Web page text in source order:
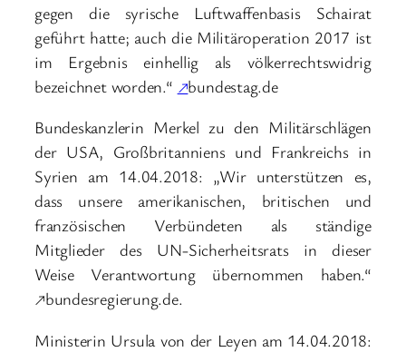
gegen die syrische Luftwaffenbasis Schairat
geführt hatte; auch die Militäroperation 2017 ist
im Ergebnis einhellig als völkerrechtswidrig
bezeichnet worden.“ ↗bundestag.de
Bundeskanzlerin Merkel zu den Militärschlägen
der USA, Großbritanniens und Frankreichs in
Syrien am 14.04.2018: „Wir unterstützen es,
dass unsere amerikanischen, britischen und
französischen Verbündeten als ständige
Mitglieder des UN-Sicherheitsrats in dieser
Weise Verantwortung übernommen haben.“
↗bundesregierung.de.
Ministerin Ursula von der Leyen am 14.04.2018: